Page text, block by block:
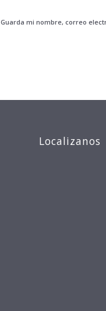
Guarda mi nombre, correo
Localizanos